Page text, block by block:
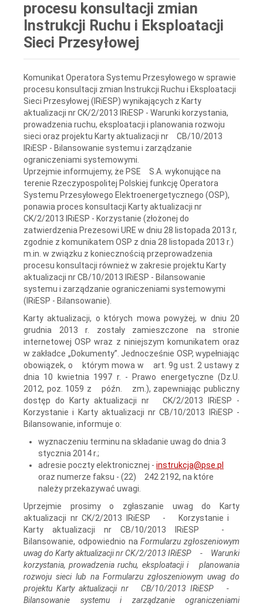
procesu konsultacji zmian
Instrukcji Ruchu i Eksploatacji
Sieci Przesyłowej
Komunikat Operatora Systemu Przesyłowego w sprawie
procesu konsultacji zmian Instrukcji Ruchu i Eksploatacji
Sieci Przesyłowej (IRiESP) wynikających z Karty
aktualizacji nr CK/2/2013 IRiESP - Warunki korzystania,
prowadzenia ruchu, eksploatacji i planowania rozwoju
sieci oraz projektu Karty aktualizacji nr CB/10/2013
IRiESP - Bilansowanie systemu i zarządzanie
ograniczeniami systemowymi.
Uprzejmie informujemy, że PSE S.A. wykonujące na
terenie Rzeczypospolitej Polskiej funkcję Operatora
Systemu Przesyłowego Elektroenergetycznego (OSP),
ponawia proces konsultacji Karty aktualizacji nr
CK/2/2013 IRiESP - Korzystanie (złożonej do
zatwierdzenia Prezesowi URE w dniu 28 listopada 2013 r,
zgodnie z komunikatem OSP z dnia 28 listopada 2013 r.)
m.in. w związku z koniecznością przeprowadzenia
procesu konsultacji również w zakresie projektu Karty
aktualizacji nr CB/10/2013 IRiESP - Bilansowanie
systemu i zarządzanie ograniczeniami systemowymi
(IRiESP - Bilansowanie).
Karty aktualizacji, o których mowa powyżej, w dniu 20
grudnia 2013 r. zostały zamieszczone na stronie
internetowej OSP wraz z niniejszym komunikatem oraz
w zakładce „Dokumenty”. Jednocześnie OSP, wypełniając
obowiązek, o którym mowa w art. 9g ust. 2 ustawy z
dnia 10 kwietnia 1997 r. - Prawo energetyczne (Dz.U.
2012, poz. 1059 z późn. zm.), zapewniając publiczny
dostęp do Karty aktualizacji nr CK/2/2013 IRiESP -
Korzystanie i Karty aktualizacji nr CB/10/2013 IRiESP -
Bilansowanie, informuje o:
wyznaczeniu terminu na składanie uwag do dnia 3
stycznia 2014 r.;
adresie poczty elektronicznej - instrukcja@pse.pl
oraz numerze faksu - (22) 242 2192, na które
należy przekazywać uwagi.
Uprzejmie prosimy o zgłaszanie uwag do Karty
aktualizacji nr CK/2/2013 IRiESP - Korzystanie i
Karty aktualizacji nr CB/10/2013 IRiESP -
Bilansowanie, odpowiednio naFormularzu zgłoszeniowym
uwag do Karty aktualizacji nr CK/2/2013 IRiESP - Warunki
korzystania, prowadzenia ruchu, eksploatacji i planowania
rozwoju sieci lub na Formularzu zgłoszeniowym uwag do
projektu Karty aktualizacji nr CB/10/2013 IRiESP -
Bilansowanie systemu i zarządzanie ograniczeniami